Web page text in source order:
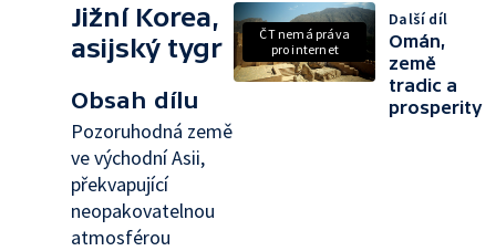
Jižní Korea,
asijský tygr
Obsah dílu
Pozoruhodná země
ve východní Asii,
překvapující
neopakovatelnou
atmosférou
ČT nemá práva
pro internet
Další díl
Omán,
země
tradic a
prosperity